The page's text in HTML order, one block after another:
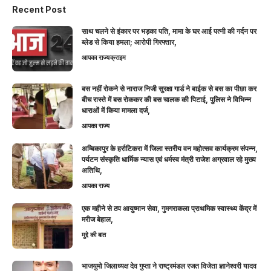
Recent Post
साथ चलने से इंकार पर भड़का पति, मामा के घर आई पत्नी की गर्दन पर
ब्लेड से किया हमला; आरोपी गिरफ्तार,
आपका राज्यक्राइम
बस नहीं रोकने से नाराज निजी सुरक्षा गार्ड ने बाईक से बस का पीछा कर
बीच रास्ते में बस रोककर की बस चालक की पिटाई, पुलिस ने विभिन्न
धाराओं में किया मामला दर्ज,
आपका राज्य
अम्बिकापुर के हर्राटिकरा में जिला स्तरीय वन महोत्सव कार्यक्रम संपन्न,
पर्यटन संस्कृति धार्मिक न्यास एवं धर्मस्व मंत्री राजेश अग्रवाल रहे मुख्य
अतिथि,
आपका राज्य
एक महीने से ठप आयुष्मान सेवा, गुमगराकला प्राथमिक स्वास्थ्य केंद्र में
मरीज बेहाल,
मुद्दे की बात
भाजयुमो जिलाध्यक्ष देव गुप्ता ने राष्ट्रमंडल रजत विजेता ज्ञानेश्वरी यादव